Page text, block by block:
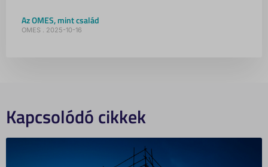
Az OMES, mint család
OMES 2025-10-16
Kapcsolódó cikkek